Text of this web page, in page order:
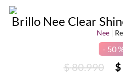
Brillo Nee Clear
Nee
50
$80.990 $